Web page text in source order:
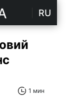
RU
1 мин